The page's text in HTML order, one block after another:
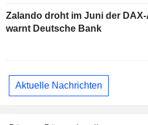
Zalando droht im Juni der
warnt Deutsche Bank
Aktuelle Nachrichten